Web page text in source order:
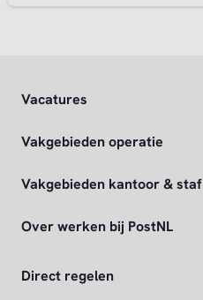
Vacatures
Vakgebieden operatie
Vakgebieden kantoor & staf
Over werken bij PostNL
Direct regelen